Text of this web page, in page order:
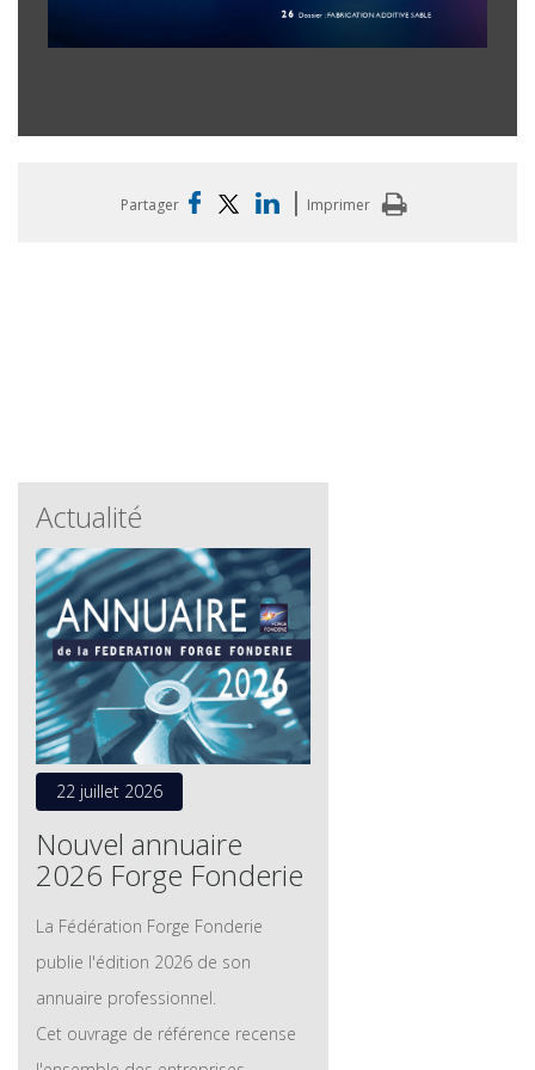
Partager | Imprimer
Actualité
22 juillet 2026
Nouvel annuaire
2026 Forge Fonderie
La Fédération Forge Fonderie
publie l'édition 2026 de son
annuaire professionnel.
Cet ouvrage de référence recense